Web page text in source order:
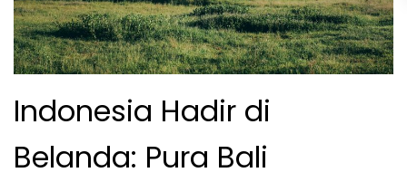
Indonesia Hadir di
Belanda: Pura Bali